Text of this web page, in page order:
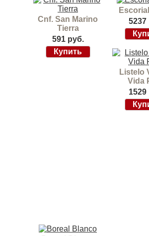
Cnf. San Marino
Tierra
591 руб.
5237
Listelo
Vida
1529